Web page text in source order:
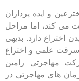
و ایده پردازان
می کند، اما مراحل
اختراع دارد. بدیهی
علمی و اختراع
مهاجرتی رامین
های مهاجرتی در